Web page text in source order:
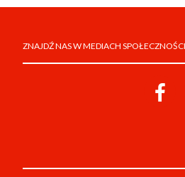
ZNAJDŹ NAS W MEDIACH